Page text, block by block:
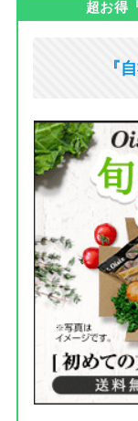
超お得
『